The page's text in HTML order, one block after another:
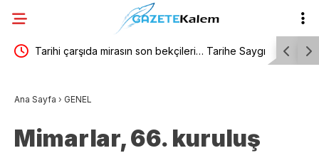
Tarihi çarşıda mirasın son bekçileri… Tarihe Saygı
Ana Sayfa › GENEL
Mimarlar, 66. kuruluş